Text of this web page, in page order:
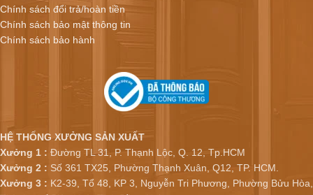
Chính sách đổi trả/hoàn tiền
Chính sách bảo mật thông tin
Chính sách bảo hành
HỆ THỐNG XƯỞNG SẢN XUẤT
Xưởng 1 : Đường TL 31, P. Thạnh Lộc, Q. 12, Tp.HCM
Xưởng 2 : Số 361 TX25, Phường Thạnh Xuân, Q12, TP. HCM.
Xưởng 3 : K2-39, Tổ 48, KP 3, Nguyễn Tri Phương, Phường Bửu Hòa,